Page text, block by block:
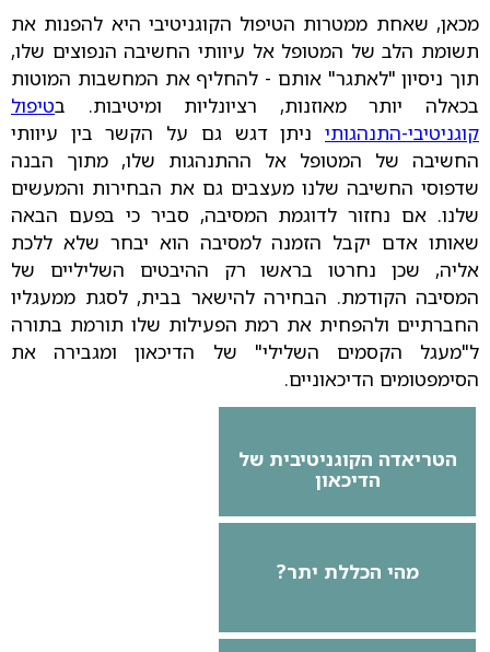
מכאן, שאחת ממטרות הטיפול הקוגניטיבי היא להפנות את
תשומת הלב של המטופל אל עיוותי החשיבה הנפוצים שלו,
תוך ניסיון "לאתגר" אותם - להחליף את המחשבות המוטות
בכאלה יותר מאוזנות, רציונליות ומיטיבות. בטיפול
קוגניטיבי-התנהגותי ניתן דגש גם על הקשר בין עיוותי
החשיבה של המטופל אל ההתנהגות שלו, מתוך הבנה
שדפוסי החשיבה שלנו מעצבים גם את הבחירות והמעשים
שלנו. אם נחזור לדוגמת המסיבה, סביר כי בפעם הבאה
שאותו אדם יקבל הזמנה למסיבה הוא יבחר שלא ללכת
אליה, שכן נחרטו בראשו רק ההיבטים השליליים של
המסיבה הקודמת. הבחירה להישאר בבית, לסגת ממעגליו
החברתיים ולהפחית את רמת הפעילות שלו תורמת בתורה
ל"מעגל הקסמים השלילי" של הדיכאון ומגבירה את
הסימפטומים הדיכאוניים.
הטריאדה הקוגניטיבית של
הדיכאון
מהי הכללת יתר?